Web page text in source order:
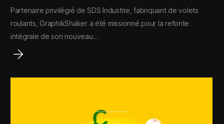
Partenaire privilégié de SDS Industrie, fabriquant de volets
roulants, GraphikShaker a été missionné pour la refonte
intégrale de son nouveau…